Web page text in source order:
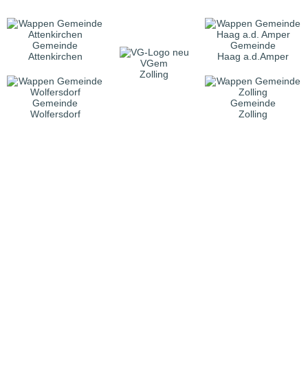
Gemeinde
Attenkirchen
VGem
Zolling
Gemeinde
Haag a.d.Amper
Gemeinde
Wolfersdorf
Gemeinde
Zolling